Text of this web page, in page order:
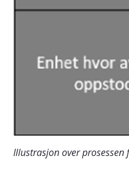
Illustrasjon over